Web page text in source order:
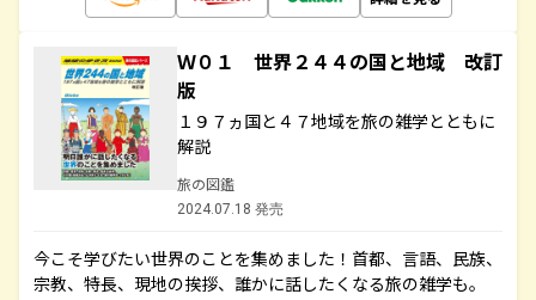
Ｗ０１ 世界２４４の国と地域 改訂
版
１９７ヵ国と４７地域を旅の雑学とともに
解説
旅の図鑑
2024.07.18 発売
今こそ学びたい世界のことを集めました！首都、言語、民族、
宗教、特長、現地の挨拶、誰かに話したくなる旅の雑学も。